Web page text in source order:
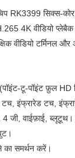
RK3399 सिक्स-
4K वीडियो
वीडियो टर्मिनल
टू-पॉइंट फ़ुल HD
इंफ्रारेड टच,
जी, वाईफ़ाई, ब्लूटूथ।
समर्थन करें।